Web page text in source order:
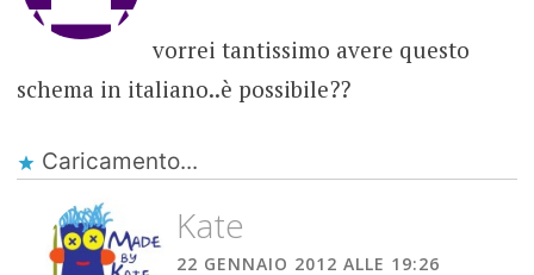
vorrei tantissimo avere questo
schema in italiano..è possibile??
Caricamento...
Kate
22 GENNAIO 2012 ALLE 19:26